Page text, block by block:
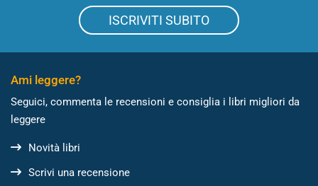
ISCRIVITI SUBITO
Ami leggere?
Seguici, commenta le recensioni e consiglia i libri migliori da
leggere
Novità libri
Scrivi una recensione